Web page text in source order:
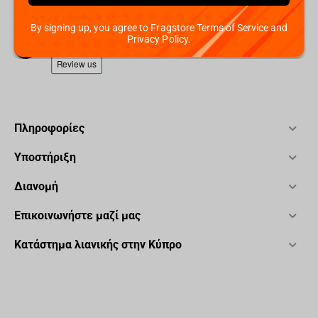
Πληροφορίες
Υποστήριξη
Διανομή
Επικοινωνήστε μαζί μας
Κατάστημα λιανικής στην Κύπρο
By signing up, you agree to Fragstore Terms of Service and
Privacy Policy.